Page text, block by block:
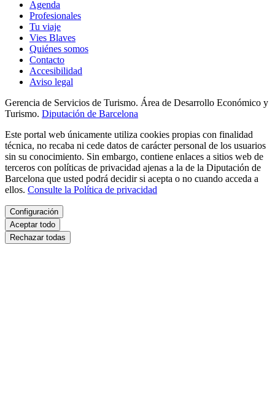
Agenda
Profesionales
Tu viaje
Vies Blaves
Quiénes somos
Contacto
Accesibilidad
Aviso legal
Gerencia de Servicios de Turismo. Área de Desarrollo Económico y
Turismo. Diputación de Barcelona
Este portal web únicamente utiliza cookies propias con finalidad
técnica, no recaba ni cede datos de carácter personal de los usuarios
sin su conocimiento. Sin embargo, contiene enlaces a sitios web de
terceros con políticas de privacidad ajenas a la de la Diputación de
Barcelona que usted podrá decidir si acepta o no cuando acceda a
ellos. Consulte la Política de privacidad
Configuración
Aceptar todo
Rechazar todas